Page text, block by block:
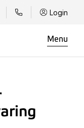
Login
Menu